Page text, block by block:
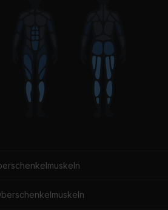
Love (Edit)
Summer